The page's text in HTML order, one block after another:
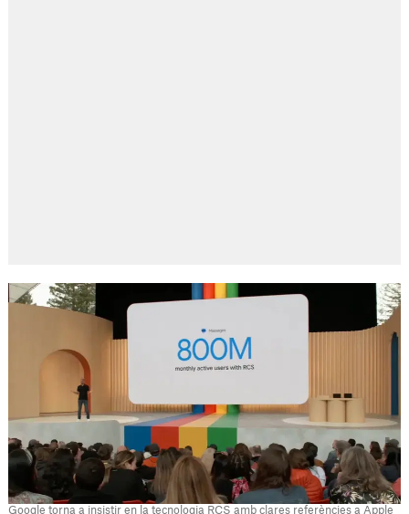
Google torna a insistir en la tecnologia RCS amb clares referències a Apple